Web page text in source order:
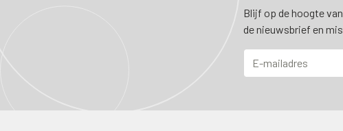
Blijf op de hoogte
de nieuwsbrief en